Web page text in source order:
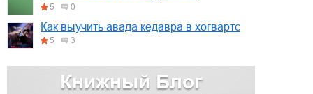
Книжный Блог
5 0
Как выучить авада кедавра в хогвартс
5 3